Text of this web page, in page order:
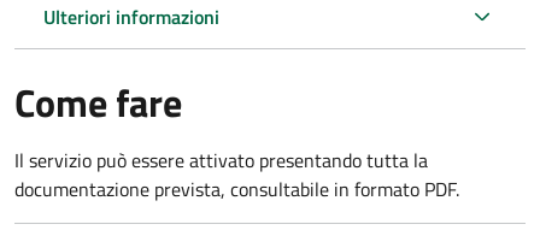
Ulteriori informazioni
Come fare
Il servizio può essere attivato presentando tutta la
documentazione prevista, consultabile in formato PDF.